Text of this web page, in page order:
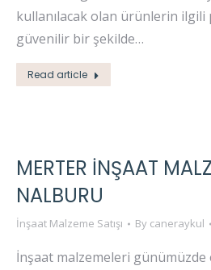
kullanılacak olan ürünlerin ilgili
güvenilir bir şekilde…
Read article
MERTER İNŞAAT
NALBURU
İnşaat Malzeme Satışı By caneraykul
İnşaat malzemeleri günümüzde